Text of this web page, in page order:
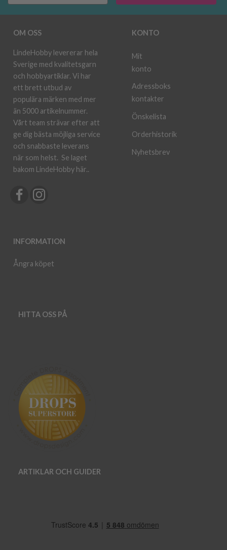
OM OSS
LindeHobby levererar hela
Sverige med kvalitetsgarn
och hobbyartiklar. Vi har
ett brett utbud av
populära märken med mer
än 5000 artikelnummer.
Vårt team strävar efter att
ge dig bästa möjliga service
och snabbaste leverans
när som helst. Se laget
bakom LindeHobby här..
INFORMATION
Ångra köpet
KONTO
Mit
konto
Adressboks
kontakter
Önskelista
Orderhistorik
Nyhetsbrev
HITTA OSS PÅ
ARTIKLAR OCH GUIDER